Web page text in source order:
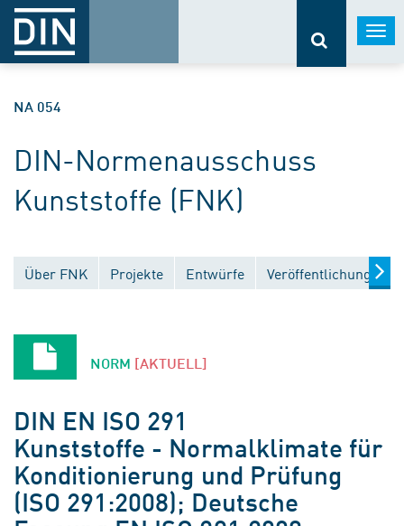
NA 054
DIN-Normenausschuss
Kunststoffe (FNK)
Über FNK Projekte Entwürfe Veröffentlichungen
NORM [AKTUELL]
DIN EN ISO 291
Kunststoffe - Normalklimate für
Konditionierung und Prüfung
(ISO 291:2008); Deutsche